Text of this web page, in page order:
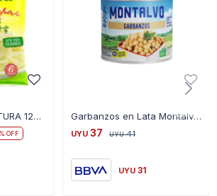
PURE DE PAPAS NATURA 120 GR Garbanzos en Lata Montalvo 300 Grs
UYU 37 UYU 41
UYU 31